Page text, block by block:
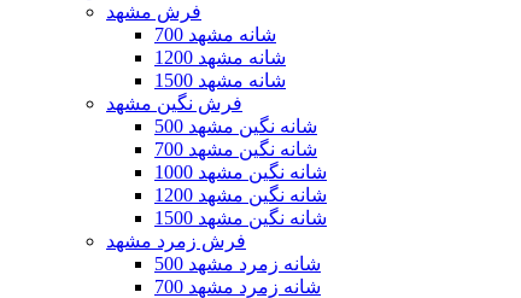
فرش مشهد
700 شانه مشهد
1200 شانه مشهد
1500 شانه مشهد
فرش نگین مشهد
500 شانه نگین مشهد
700 شانه نگین مشهد
1000 شانه نگین مشهد
1200 شانه نگین مشهد
1500 شانه نگین مشهد
فرش زمرد مشهد
500 شانه زمرد مشهد
700 شانه زمرد مشهد